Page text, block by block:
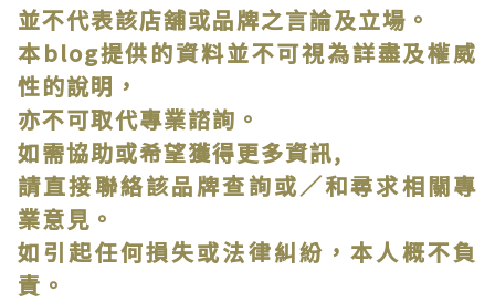
並不代表該店舖或品牌之言論及立場。
本blog提供的資料並不可視為詳盡及權威
性的說明，
亦不可取代專業諮詢。
如需協助或希望獲得更多資訊,
請直接聯絡該品牌查詢或∕和尋求相關專
業意見。
如引起任何損失或法律糾紛，本人概不負
責。